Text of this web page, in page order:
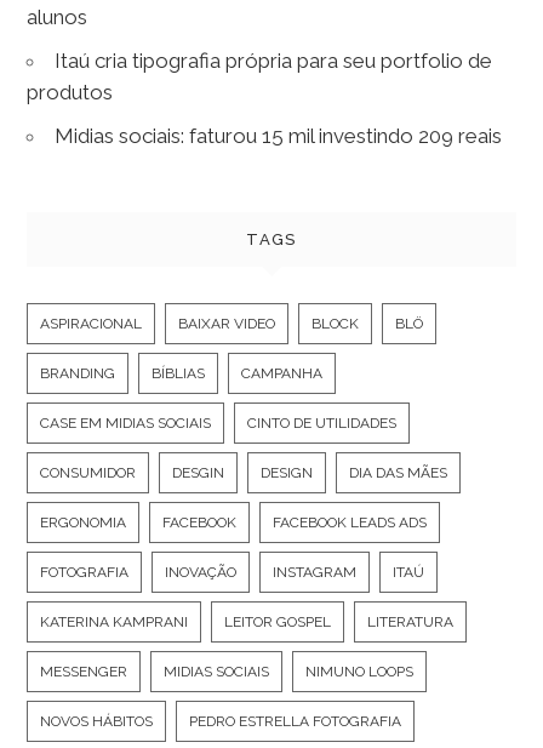
alunos
Itaú cria tipografia própria para seu portfolio de
produtos
Midias sociais: faturou 15 mil investindo 209 reais
TAGS
ASPIRACIONAL BAIXAR VIDEO BLOCK BLÖ
BRANDING BÍBLIAS CAMPANHA
CASE EM MIDIAS SOCIAIS CINTO DE UTILIDADES
CONSUMIDOR DESGIN DESIGN DIA DAS MÃES
ERGONOMIA FACEBOOK FACEBOOK LEADS ADS
FOTOGRAFIA INOVAÇÃO INSTAGRAM ITAÚ
KATERINA KAMPRANI LEITOR GOSPEL LITERATURA
MESSENGER MIDIAS SOCIAIS NIMUNO LOOPS
NOVOS HÁBITOS PEDRO ESTRELLA FOTOGRAFIA